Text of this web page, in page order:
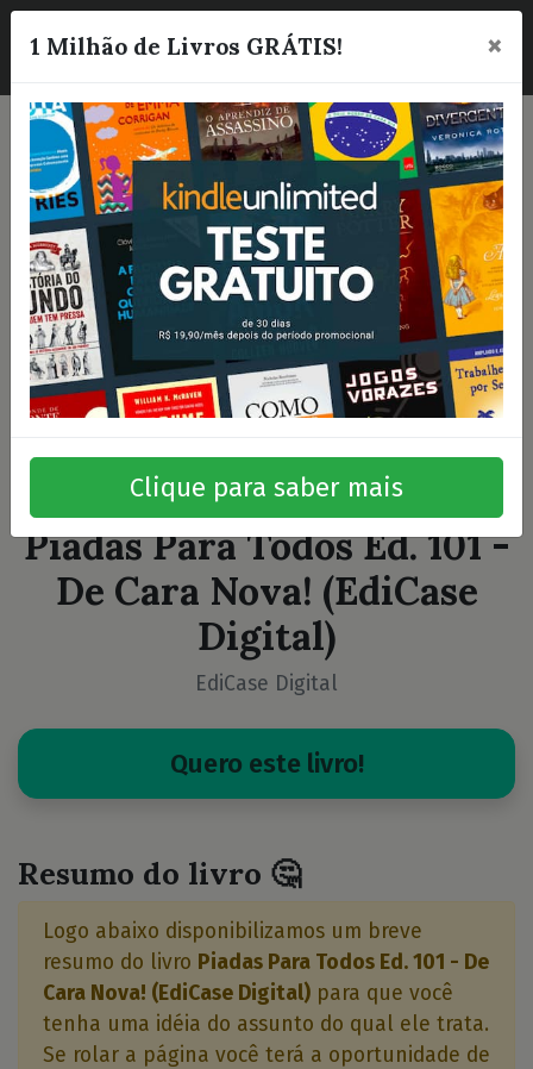
☰
Piadas Para Todos Ed. 101 -
De Cara Nova! (EdiCase
Digital)
EdiCase Digital
Quero este livro!
Resumo do livro 🤔
Logo abaixo disponibilizamos um breve
resumo do livro Piadas Para Todos Ed. 101 - De
Cara Nova! (EdiCase Digital) para que você
tenha uma idéia do assunto do qual ele trata.
Se rolar a página você terá a oportunidade de
1 Milhão de Livros GRÁTIS! ×
Clique para saber mais